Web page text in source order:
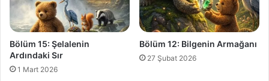
Bölüm 15: Şelalenin
Ardındaki Sır
1 Mart 2026
Bölüm 12: Bilgenin Armağanı
27 Şubat 2026